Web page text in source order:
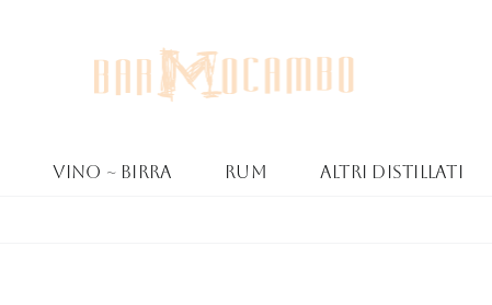
Vino ~ Birra Rum Altri Distillati